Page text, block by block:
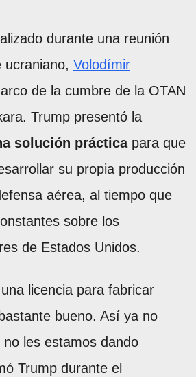
durante una reunión
ucraniano, Volodímir
de la cumbre de la OTAN
Trump presentó la
solución prácticapara que
su propia producción
aérea, al tiempo que
sobre los
de Estados Unidos.
licencia para fabricar
bueno. Así ya no
les estamos dando
Trump durante el